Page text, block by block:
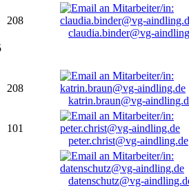
208
claudia.binder@vg-
208
katrin.braun@vg-
101
peter.christ@vg-aindling.de
datenschutz@vg-